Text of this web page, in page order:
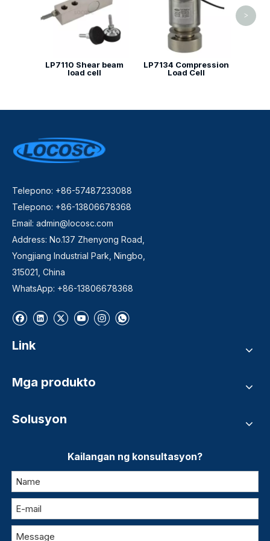
LP7110 Shear beam
load cell
LP7134 Compression
Load Cell
>
Telepono: +86-57487233088
Telepono: +86-13806678368
Email: admin@locosc.com
Address: No.137 Zhenyong Road,
Yongjiang Industrial Park, Ningbo,
315021, China
WhatsApp: +86-13806678368
Link
Mga produkto
Solusyon
Kailangan ng konsultasyon?